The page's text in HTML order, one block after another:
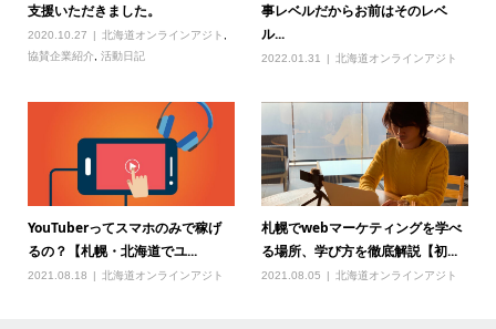
支援いただきました。
2020.10.27 北海道オンラインアジト ,
協賛企業紹介, 活動日記
事レベルだからお前はそのレベ
ル...
2022.01.31 北海道オンラインアジト
YouTuberってスマホのみで稼げ
るの？【札幌・北海道でユ...
2021.08.18 北海道オンラインアジト
札幌でwebマーケティングを学べ
る場所、学び方を徹底解説【初...
2021.08.05 北海道オンラインアジト